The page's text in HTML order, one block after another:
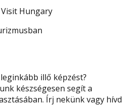
Visit Hungary
illő képzést?
készségesen segít a
Írj nekünk vagy hívd